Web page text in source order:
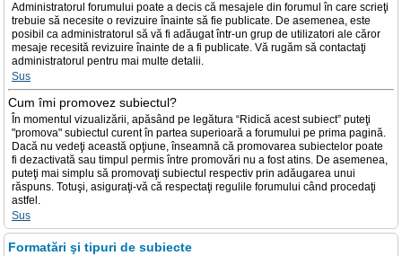
Administratorul forumului poate a decis că mesajele din forumul în care scrieţi
trebuie să necesite o revizuire înainte să fie publicate. De asemenea, este
posibil ca administratorul să vă fi adăugat într-un grup de utilizatori ale căror
mesaje recesită revizuire înainte de a fi publicate. Vă rugăm să contactaţi
administratorul pentru mai multe detalii.
Sus
Cum îmi promovez subiectul?
În momentul vizualizării, apăsând pe legătura “Ridică acest subiect” puteţi
"promova" subiectul curent în partea superioară a forumului pe prima pagină.
Dacă nu vedeţi această opţiune, înseamnă că promovarea subiectelor poate
fi dezactivată sau timpul permis între promovări nu a fost atins. De asemenea,
puteţi mai simplu să promovaţi subiectul respectiv prin adăugarea unui
răspuns. Totuşi, asiguraţi-vă că respectaţi regulile forumului când procedaţi
astfel.
Sus
Formatări şi tipuri de subiecte